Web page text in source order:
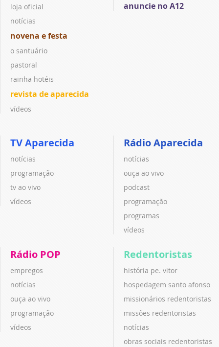
loja oficial
notícias
novena e festa
o santuário
pastoral
rainha hotéis
revista de aparecida
vídeos
anuncie no A12
TV Aparecida
notícias
programação
tv ao vivo
vídeos
Rádio Aparecida
notícias
ouça ao vivo
podcast
programação
programas
vídeos
Rádio POP
empregos
notícias
ouça ao vivo
programação
vídeos
Redentoristas
história pe. vitor
hospedagem santo afonso
missionários redentoristas
missões redentoristas
notícias
obras sociais redentoristas